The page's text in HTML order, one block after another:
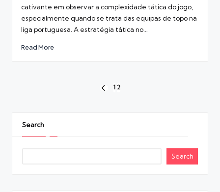
cativante em observar a complexidade tática do jogo,
especialmente quando se trata das equipas de topo na
liga portuguesa. A estratégia tática no…
Read More
PREVIOUS
1 2
Search
Search